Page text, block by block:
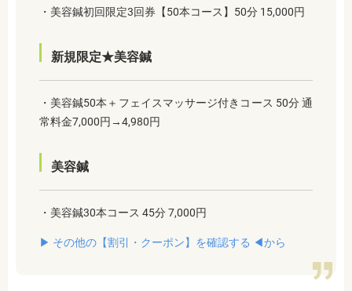
・美容鍼初回限定3回券【50本コース】50分 15,000円
新規限定★美容鍼
・美容鍼50本＋フェイスマッサージ付きコース 50分 通
常料金7,000円→4,980円
美容鍼
・美容鍼30本コース 45分 7,000円
▶︎ その他の【割引・クーポン】を確認する ◀︎から